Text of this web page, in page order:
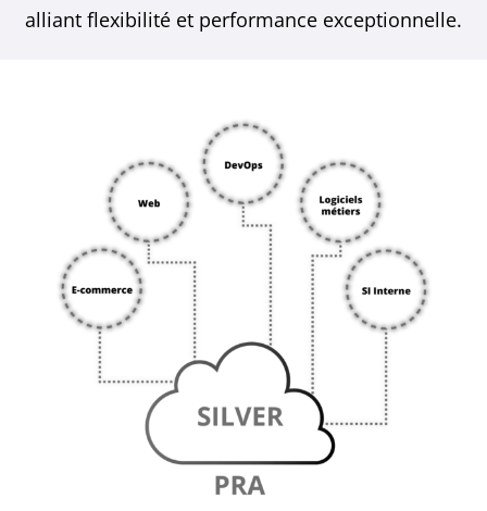
alliant flexibilité et performance exceptionnelle.